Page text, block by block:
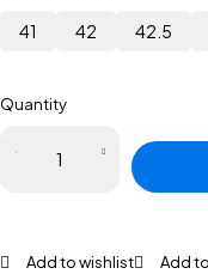
41 42 42.5
Quantity
Add to wishlist Add